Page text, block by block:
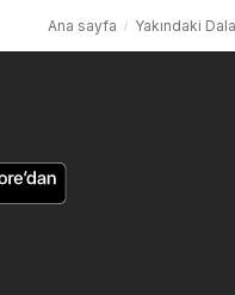
Ana sayfa Yakındaki